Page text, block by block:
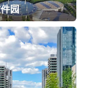
园